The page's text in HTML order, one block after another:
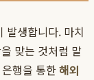
발생합니다. 마치
맞는 것처럼 말
행을 통한해외